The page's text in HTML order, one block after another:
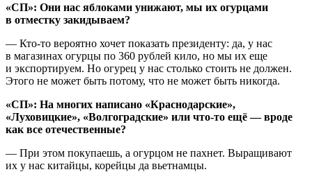
«СП»: Они нас яблоками унижают, мы их огурцами
в отместку закидываем?
— Кто-то вероятно хочет показать президенту: да, у нас
в магазинах огурцы по 360 рублей кило, но мы их еще
и экспортируем. Но огурец у нас столько стоить не должен.
Этого не может быть потому, что не может быть никогда.
«СП»: На многих написано «Краснодарские»,
«Луховицкие», «Волгоградские» или что-то ещё — вроде
как все отечественные?
— При этом покупаешь, а огурцом не пахнет. Выращивают
их у нас китайцы, корейцы да вьетнамцы.